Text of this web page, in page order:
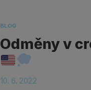
BLOG
Odměny v
10. 6. 2022